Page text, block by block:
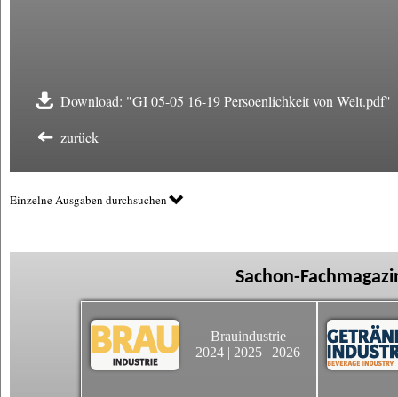
Download: "GI 05-05 16-19 Persoenlichkeit von Welt.pdf"
zurück
Einzelne Ausgaben durchsuchen
Sachon-
Brauindustrie
2024 | 2025 | 2026